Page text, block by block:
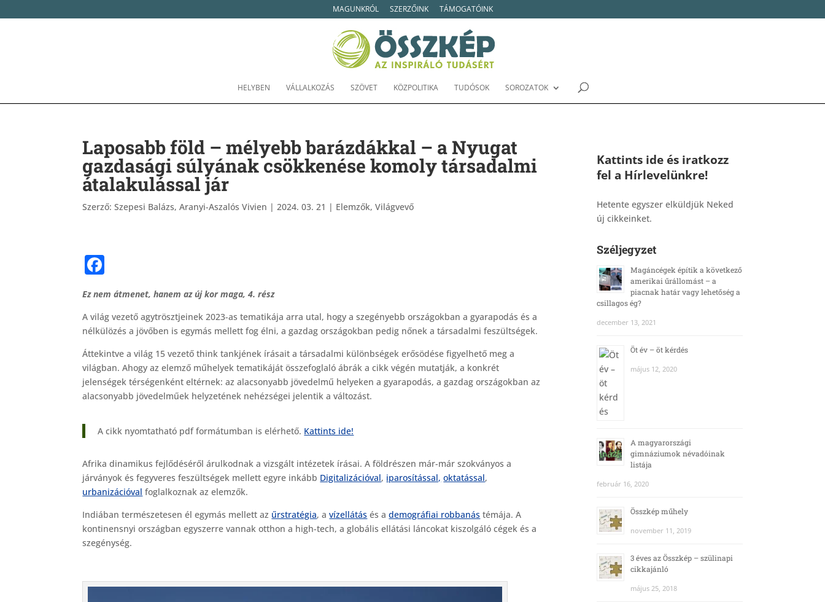
MAGUNKRÓL SZERZŐINK TÁMOGATÓINK
HELYBEN VÁLLALKOZÁS SZÖVET KÖZPOLITIKA TUDÓSOK SOROZATOK
Laposabb föld – mélyebb barázdákkal – a Nyugat
gazdasági súlyának csökkenése komoly társadalmi
átalakulással jár
Szerző:Szepesi Balázs, Aranyi-Aszalós Vivien |2024. 03. 21 | Elemzők,Világvevő
c
e
b
o
o
k
Ez nem átmenet, hanem az új kor maga, 4. rész
A világ vezető agytrösztjeinek 2023-as tematikája arra utal, hogy a szegényebb országokban a gyarapodás és a
nélkülözés a jövőben is egymás mellett fog élni, a gazdag országokban pedig nőnek a társadalmi feszültségek.
Áttekintve a világ 15 vezető think tankjének írásait a társadalmi különbségek erősödése figyelhető meg a
világban. Ahogy az elemző műhelyek tematikáját összefoglaló ábrák a cikk végén mutatják, a konkrét
jelenségek térségenként eltérnek: az alacsonyabb jövedelmű helyeken a gyarapodás, a gazdag országokban az
alacsonyabb jövedelműek helyzetének nehézségei jelentik a változást.
A cikk nyomtatható pdf formátumban is elérhető. Kattints ide!
Afrika dinamikus fejlődéséről árulkodnak a vizsgált intézetek írásai. A földrészen már-már szokványos a
járványok és fegyveres feszültségek mellett egyre inkább Digitalizációval, iparosítással, oktatással,
urbanizációval foglalkoznak az elemzők.
Indiában természetesen él egymás mellett az űrstratégia, avízellátás és ademográfiai robbanás témája. A
kontinensnyi országban egyszerre vannak otthon a high-tech, a globális ellátási láncokat kiszolgáló cégek és a
szegénység.
Kattints ide és iratkozz
fel a Hírlevelünkre!
Hetente egyszer elküldjük Neked
új cikkeinket.
Széljegyzet
Magáncégek építik a következő
amerikai űrállomást – a
piacnak határ vagy lehetőség a
csillagos ég?
december 13, 2021
Öt év – öt kérdés
május 12, 2020
A magyarországi
gimnáziumok névadóinak
listája
február 16, 2020
Összkép műhely
november 11, 2019
3 éves az Összkép – szülinapi
cikkajánló
május 25, 2018